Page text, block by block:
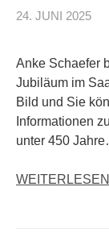
24. JUNI 2025
Anke Schaefer
Jubiläum im
Bild und Sie
Informationen
unter 450